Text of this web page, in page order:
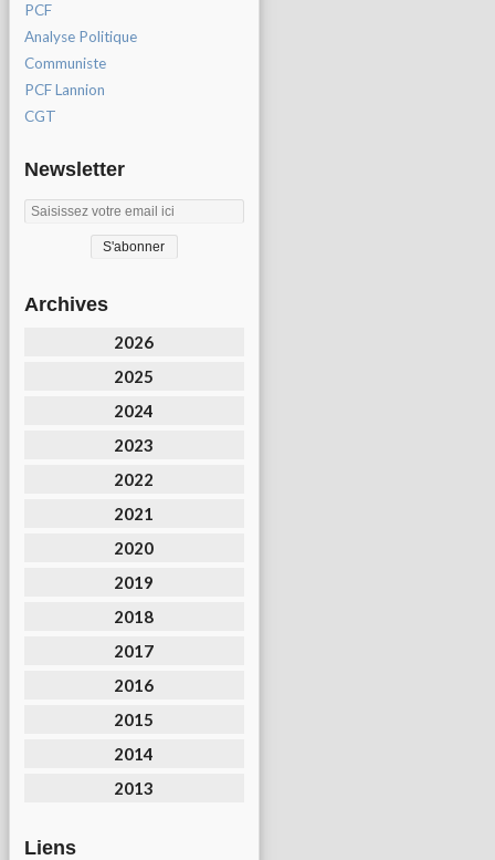
PCF
Analyse Politique
Communiste
PCF Lannion
CGT
Newsletter
Archives
2026
2025
2024
2023
2022
2021
2020
2019
2018
2017
2016
2015
2014
2013
Liens